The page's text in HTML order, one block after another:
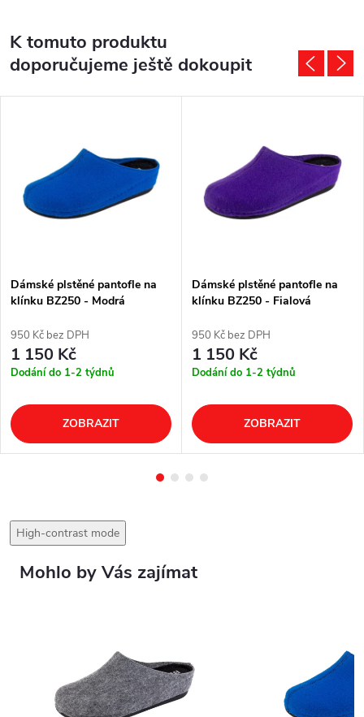
K tomuto produktu
doporučujeme ještě dokoupit
Dámské plstěné pantofle na
klínku BZ250 - Modrá
950 Kč bez DPH
1 150 Kč
Dodání do 1-2 týdnů
ZOBRAZIT
Dámské plstěné pantofle na
klínku BZ250 - Fialová
950 Kč bez DPH
1 150 Kč
Dodání do 1-2 týdnů
ZOBRAZIT
High-contrast mode
Mohlo by Vás zajímat